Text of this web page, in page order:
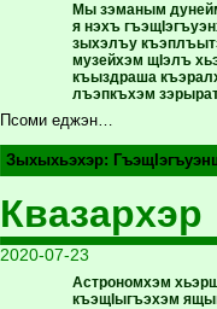
Мы зэманым
я нэхъ
зыхэлъу
музейхэм щIэлъ
къыздраша
лъэпкъхэм
Псоми еджэн…
Зыхыхьэхэр:
Квазархэр
2020-07-23
Астрономхэм
къэщIыгъэхэм